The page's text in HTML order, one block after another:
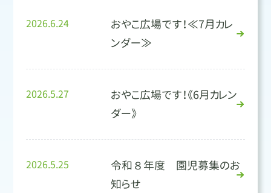
2026.6.24
おやこ広場です！≪7月カレ
ンダー≫
2026.5.27
おやこ広場です！《6月カレン
ダー》
2026.5.25
令和８年度 園児募集のお
知らせ